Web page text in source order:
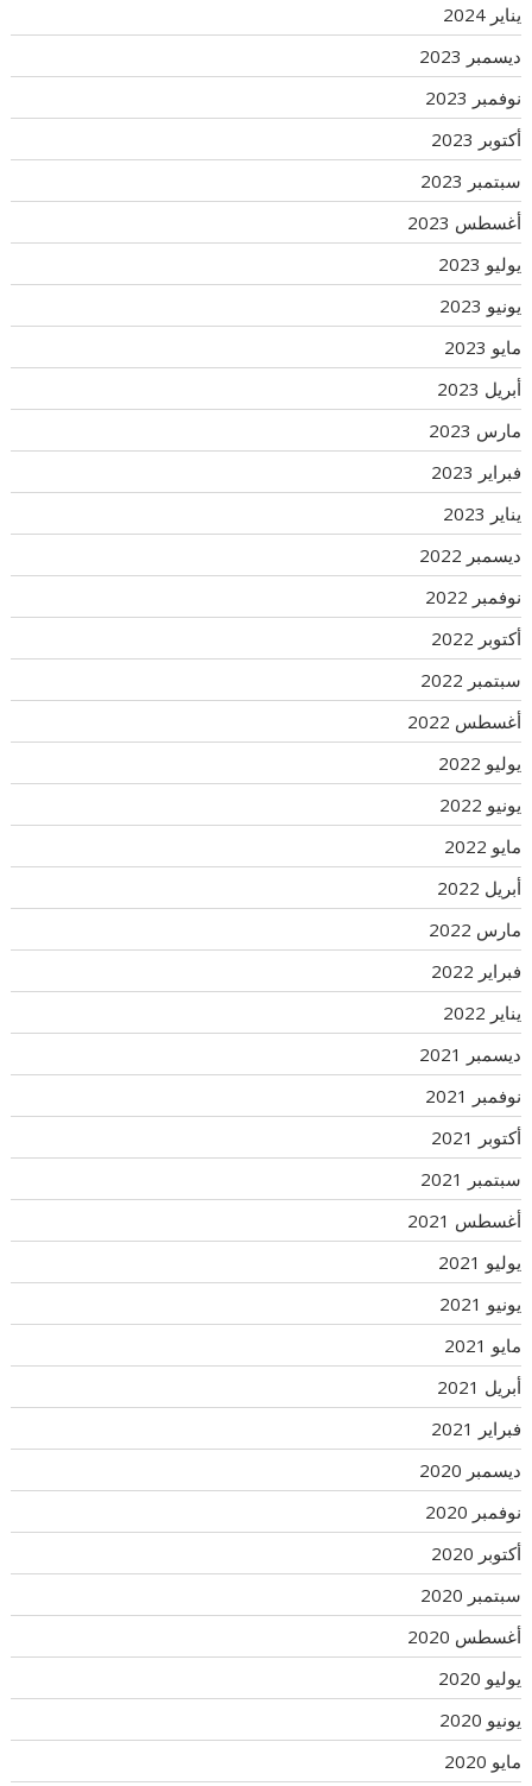
يناير 2024
ديسمبر 2023
نوفمبر 2023
أكتوبر 2023
سبتمبر 2023
أغسطس 2023
يوليو 2023
يونيو 2023
مايو 2023
أبريل 2023
مارس 2023
فبراير 2023
يناير 2023
ديسمبر 2022
نوفمبر 2022
أكتوبر 2022
سبتمبر 2022
أغسطس 2022
يوليو 2022
يونيو 2022
مايو 2022
أبريل 2022
مارس 2022
فبراير 2022
يناير 2022
ديسمبر 2021
نوفمبر 2021
أكتوبر 2021
سبتمبر 2021
أغسطس 2021
يوليو 2021
يونيو 2021
مايو 2021
أبريل 2021
فبراير 2021
ديسمبر 2020
نوفمبر 2020
أكتوبر 2020
سبتمبر 2020
أغسطس 2020
يوليو 2020
يونيو 2020
مايو 2020